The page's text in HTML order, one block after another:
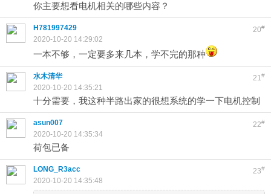
你主要想看电机相关的哪些内容？
20#
H781997429
2020-10-20 14:29:02
一本不够，一定要多来几本，学不完的那种
21 #
水木清华
2020-10-20 14:35:21
十分需要，我这种半路出家的很想系统的学一下电机控制
22#
asun007
2020-10-20 14:35:34
荷包已备
23#
LONG_R3acc
2020-10-20 14:35:48